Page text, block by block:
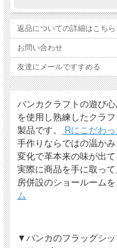
返品についての詳細はこちら
お問い合わせ
友達にメールですすめる
バンカクラフトの遊び
を使用し熟練したクラ
製品です。
Rにこだわ
手作りならではの温か
変化で革本来の味が出て
実際に商品を手に取っ
房併設のショールームを
ム
▼バンカのフラッグシ